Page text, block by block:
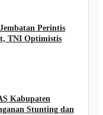
Perintis
TNI Optimistis
Kabupaten
Stunting dan